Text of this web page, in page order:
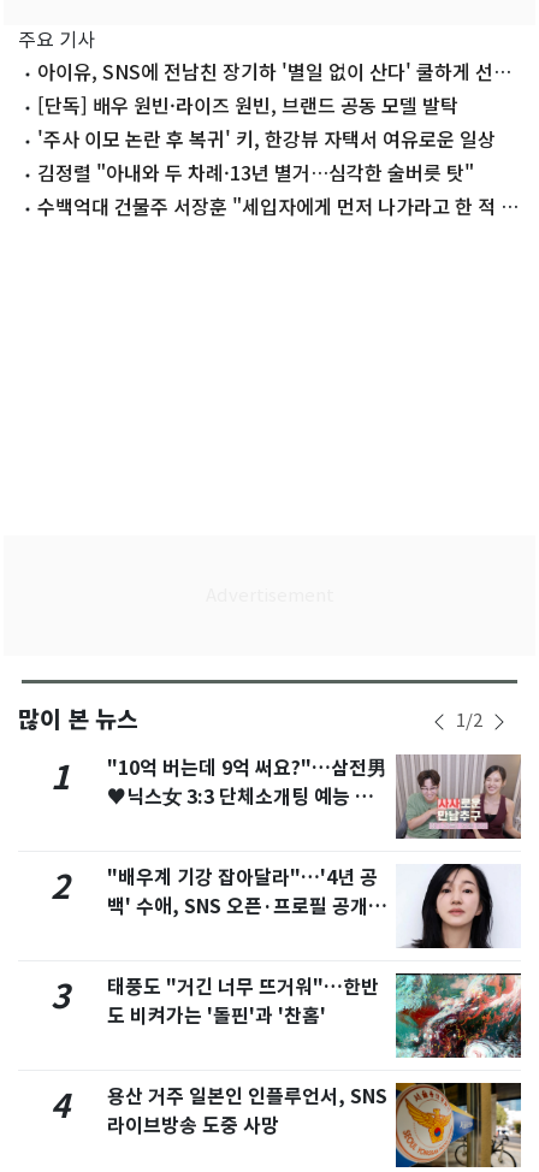
주요 기사
아이유, SNS에 전남친 장기하 '별일 없이 산다' 쿨하게 선곡
'깜짝'
[단독] 배우 원빈·라이즈 원빈, 브랜드 공동 모델 발탁
'주사 이모 논란 후 복귀' 키, 한강뷰 자택서 여유로운 일상
김정렬 "아내와 두 차례·13년 별거…심각한 술버릇 탓"
수백억대 건물주 서장훈 "세입자에게 먼저 나가라고 한 적 없
많이 본 뉴스 1/2
1
"10억 버는데 9억 써요?"…삼전男
♥닉스女 3:3 단체소개팅 예능 화
2
"배우계 기강 잡아달라"…'4년 공
백' 수애, SNS 오픈·프로필 공개
3
태풍도 "거긴 너무 뜨거워"…한반
도 비켜가는 '돌핀'과 '찬홈'
4
용산 거주 일본인 인플루언서, SNS
라이브방송 도중 사망